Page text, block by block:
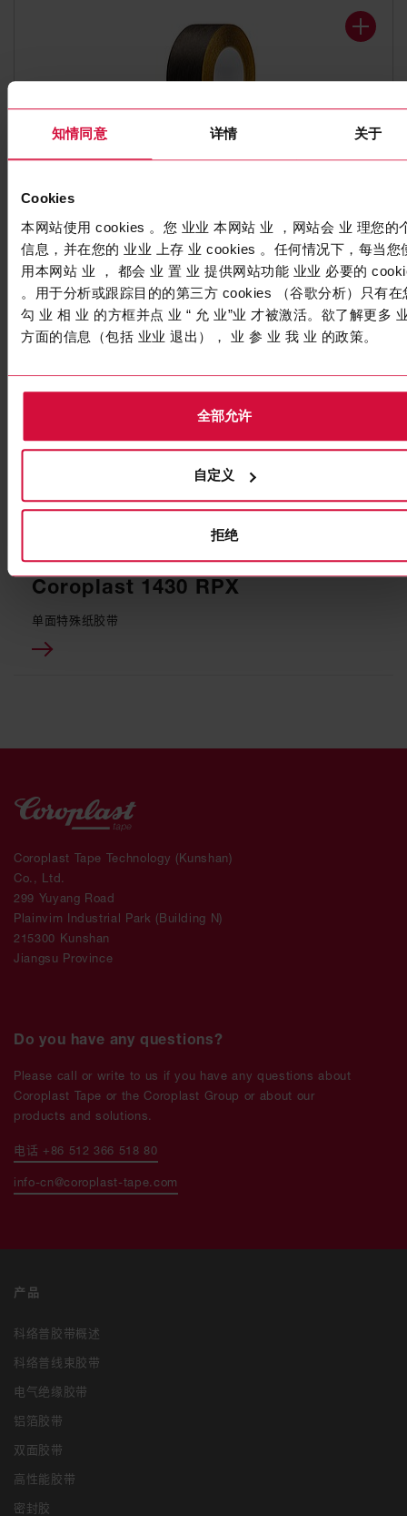
知情同意 详情 关于
Cookies
本网站使用 cookies 。您 业业 本网站 业 ，网站会 业 理您的
信息，并在您的 业业 上存 业 cookies 。任何情况下，每当您
用本网站 业 ， 都会 业 置 业 提供网站功能 业业 必要的
。用于分析或跟踪目的的第三方 cookies （谷歌分析）只有在
勾 业 相 业 的方框并点 业 “ 允 业”业 才被激活。欲了解更多
方面的信息（包括 业业 退出）， 业 参 业 我 业 的政策。
全部允许
自定义
拒绝
气候膜胶带
Coroplast 1420 RPX
特种无纺布胶带
气候膜胶带
Coroplast 1430 RPX
单面特殊纸胶带
产品
科络普胶带概述
科络普线束胶带
电气绝缘胶带
铝箔胶带
双面胶带
高性能胶带
密封胶
Coroplast Tape Technology (Kunshan)
Co., Ltd.
299 Yuyang Road
Plainvim Industrial Park (Building N)
215300 Kunshan
Jiangsu Province
Do you have any questions?
Please call or write to us if you have any questions about
Coroplast Tape or the Coroplast Group or about our
products and solutions.
电话 +86 512 366 518 80
info-cn@coroplast-tape.com